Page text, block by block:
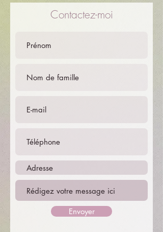
Contactez-moi
Envoyer